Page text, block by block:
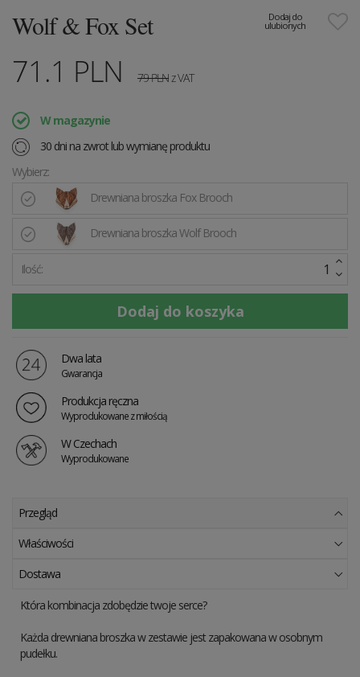
Dodaj do
ulubionych
Wolf & Fox Set
71.1 PLN 79PLNz VAT
W magazynie
30 dni na zwrot lub wymianę produktu
Wybierz:
Drewniana broszka Fox Brooch
Drewniana broszka Wolf Brooch
Ilość:
Dwa lata
Gwarancja
Produkcja ręczna
Wyprodukowane z miłością
W Czechach
Wyprodukowane
Przegląd
Właściwości
Dostawa
Która kombinacja zdobędzie twoje serce?
Każda drewniana broszka w zestawie jest zapakowana w osobnym
pudełku.